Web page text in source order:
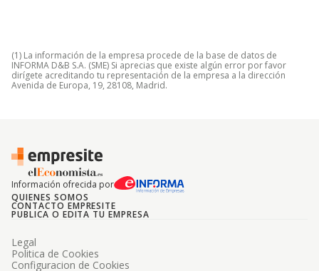
(1) La información de la empresa procede de la base de datos de
INFORMA D&B S.A. (SME) Si aprecias que existe algún error por favor
dirígete acreditando tu representación de la empresa a la dirección
Avenida de Europa, 19, 28108, Madrid.
Información ofrecida por
QUIENES SOMOS
CONTACTO EMPRESITE
PUBLICA O EDITA TU EMPRESA
Legal
Politica de Cookies
Configuracion de Cookies